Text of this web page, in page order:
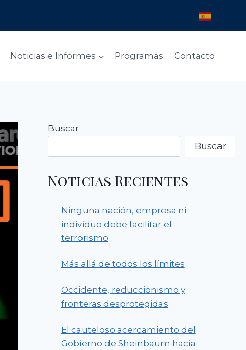
Noticias e Informes Programas Contacto
Buscar
Buscar
Noticias Recientes
Ninguna nación, empresa ni
individuo debe facilitar el
terrorismo
Más allá de todos los límites
Occidente, reduccionismo y
fronteras desprotegidas
El cauteloso acercamiento del
Gobierno de Sheinbaum hacia